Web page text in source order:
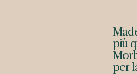
più
per